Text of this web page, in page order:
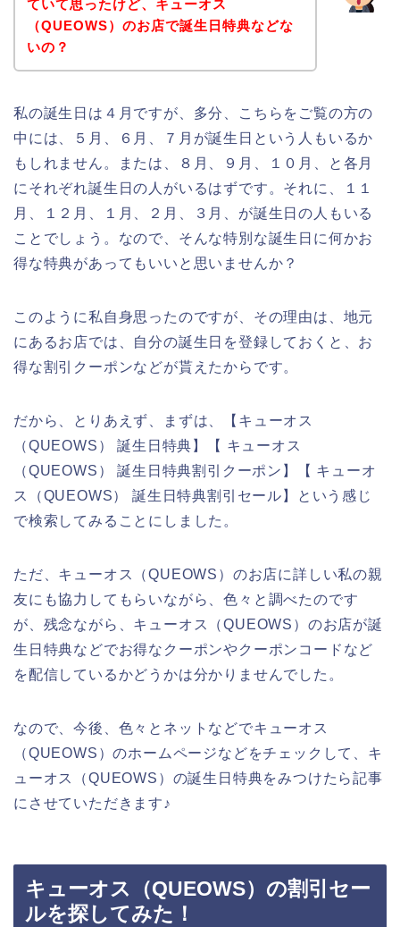
ていて思ったけど、キューオス
（QUEOWS）のお店で誕生日特典などな
いの？
私の誕生日は４月ですが、多分、こちらをご覧の方の
中には、５月、６月、７月が誕生日という人もいるか
もしれません。または、８月、９月、１０月、と各月
にそれぞれ誕生日の人がいるはずです。それに、１１
月、１２月、１月、２月、３月、が誕生日の人もいる
ことでしょう。なので、そんな特別な誕生日に何かお
得な特典があってもいいと思いませんか？
このように私自身思ったのですが、その理由は、地元
にあるお店では、自分の誕生日を登録しておくと、お
得な割引クーポンなどが貰えたからです。
だから、とりあえず、まずは、【キューオス
（QUEOWS） 誕生日特典】【 キューオス
（QUEOWS） 誕生日特典割引クーポン】【 キューオ
ス（QUEOWS） 誕生日特典割引セール】という感じ
で検索してみることにしました。
ただ、キューオス（QUEOWS）のお店に詳しい私の親
友にも協力してもらいながら、色々と調べたのです
が、残念ながら、キューオス（QUEOWS）のお店が誕
生日特典などでお得なクーポンやクーポンコードなど
を配信しているかどうかは分かりませんでした。
なので、今後、色々とネットなどでキューオス
（QUEOWS）のホームページなどをチェックして、キ
ューオス（QUEOWS）の誕生日特典をみつけたら記事
にさせていただきます♪
キューオス（QUEOWS）の割引セー
ルを探してみた！